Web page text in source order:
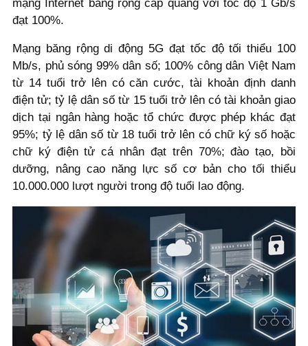
mạng Internet băng rộng cáp quang với tốc độ 1 Gb/s
đạt 100%.
Mạng băng rộng di động 5G đạt tốc độ tối thiểu 100
Mb/s, phủ sóng 99% dân số; 100% công dân Việt Nam
từ 14 tuổi trở lên có căn cước, tài khoản định danh
điện tử; tỷ lệ dân số từ 15 tuổi trở lên có tài khoản giao
dịch tại ngân hàng hoặc tổ chức được phép khác đạt
95%; tỷ lệ dân số từ 18 tuổi trở lên có chữ ký số hoặc
chữ ký điện tử cá nhân đạt trên 70%; đào tạo, bồi
dưỡng, nâng cao năng lực số cơ bản cho tối thiểu
10.000.000 lượt người trong độ tuổi lao động.